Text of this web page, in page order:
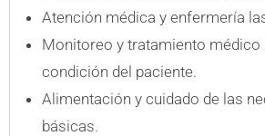
Atención médica y enfermería
Monitoreo y tratamiento médico
condición del paciente.
Alimentación y cuidado de las
básicas.